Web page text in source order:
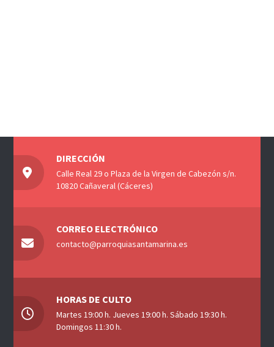
DIRECCIÓN
Calle Real 29 o Plaza de la Virgen de Cabezón s/n.
10820 Cañaveral (Cáceres)
CORREO ELECTRÓNICO
contacto@parroquiasantamarina.es
HORAS DE CULTO
Martes 19:00 h. Jueves 19:00 h. Sábado 19:30 h.
Domingos 11:30 h.